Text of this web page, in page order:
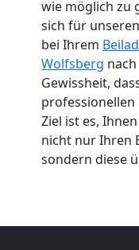
wie möglich zu
sich für
bei Ihrem
Wolfsberg
Gewissheit,
professionellen
Ziel ist es,
nicht nur Ihren
sondern diese
Mann
LKW